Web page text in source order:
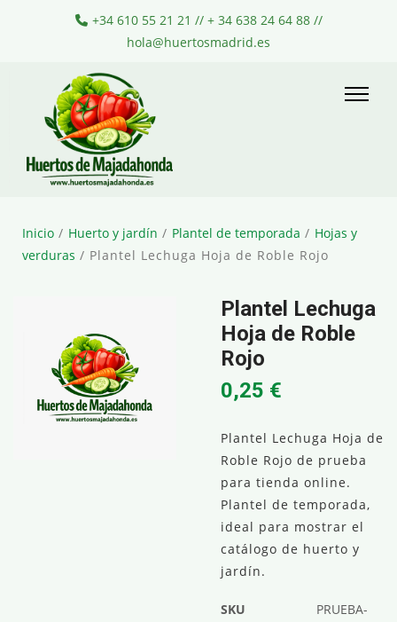
+34 610 55 21 21 // + 34 638 24 64 88 //
hola@huertosmadrid.es
Inicio / Huerto y jardín / Plantel de temporada / Hojas y
verduras / Plantel Lechuga Hoja de Roble Rojo
Plantel Lechuga
Hoja de Roble
Rojo
0,25 €
Plantel Lechuga Hoja de
Roble Rojo de prueba
para tienda online.
Plantel de temporada,
ideal para mostrar el
catálogo de huerto y
jardín.
SKU
PRUEBA-